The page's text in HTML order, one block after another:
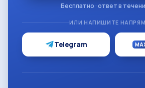
Бесплатно · ответ в
ИЛИ НАПИШИТЕ
Telegram